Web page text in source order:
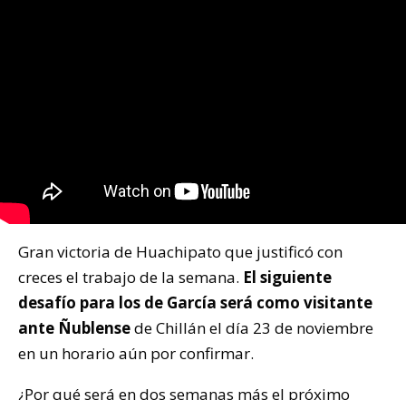
Gran victoria de Huachipato que justificó con
creces el trabajo de la semana. El siguiente
desafío para los de García será como visitante
ante Ñublensede Chillán el día 23 de noviembre
en un horario aún por confirmar.
¿Por qué será en dos semanas más el próximo